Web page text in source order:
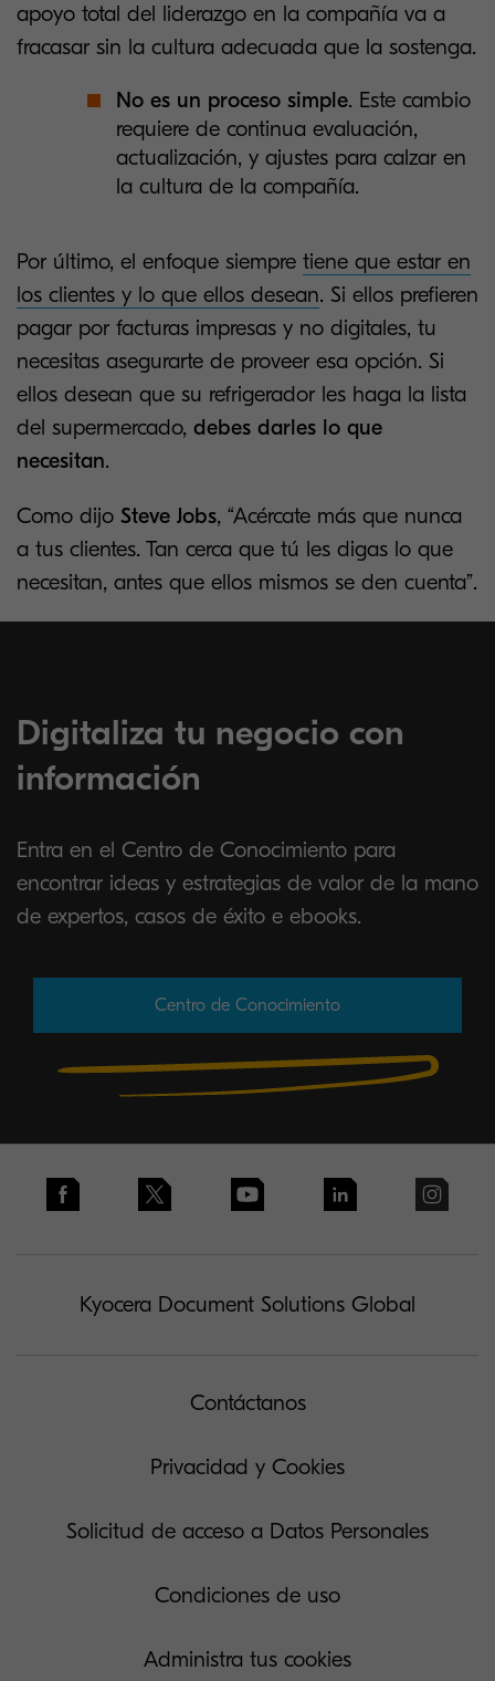
apoyo total del liderazgo en la compañía va a
fracasar sin la cultura adecuada que la sostenga.
No es un proceso simple. Este cambio
requiere de continua evaluación,
actualización, y ajustes para calzar en
la cultura de la compañía.
Por último, el enfoque siempre tiene que estar en
los clientes y lo que ellos desean. Si ellos prefieren
pagar por facturas impresas y no digitales, tu
necesitas asegurarte de proveer esa opción. Si
ellos desean que su refrigerador les haga la lista
del supermercado, debes darles lo que
necesitan.
Como dijo Steve Jobs, “Acércate más que nunca
a tus clientes. Tan cerca que tú les digas lo que
necesitan, antes que ellos mismos se den cuenta”.
Digitaliza tu negocio con
información
Entra en el Centro de Conocimiento para
encontrar ideas y estrategias de valor de la mano
de expertos, casos de éxito e ebooks.
Centro de Conocimiento
Kyocera Document Solutions Global
Contáctanos
Privacidad y Cookies
Solicitud de acceso a Datos Personales
Condiciones de uso
Administra tus cookies